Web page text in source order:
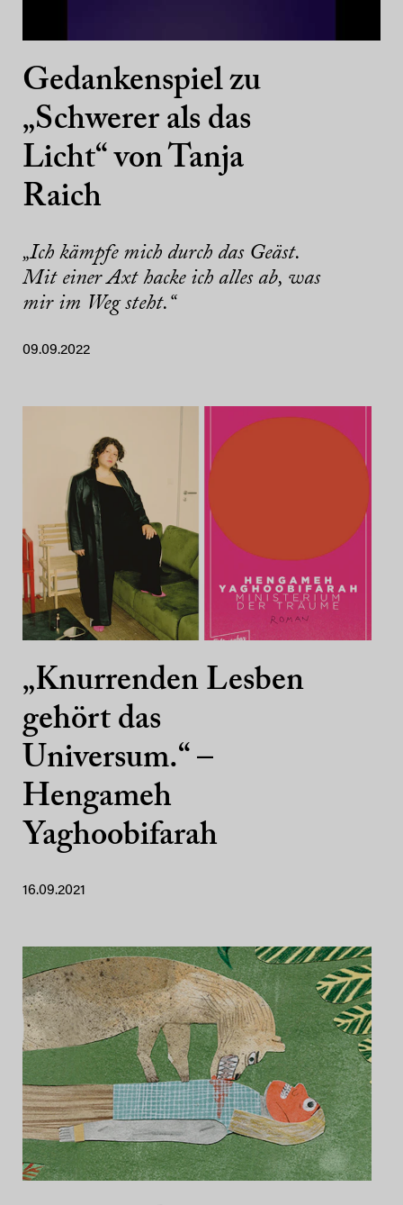
Gedankenspiel zu
„Schwerer als das
Licht“ von Tanja
Raich
„Ich kämpfe mich durch das Geäst.
Mit einer Axt hacke ich alles ab, was
mir im Weg steht.“
09.09.2022
„Knurrenden Lesben
gehört das
Universum.“ –
Hengameh
Yaghoobifarah
16.09.2021